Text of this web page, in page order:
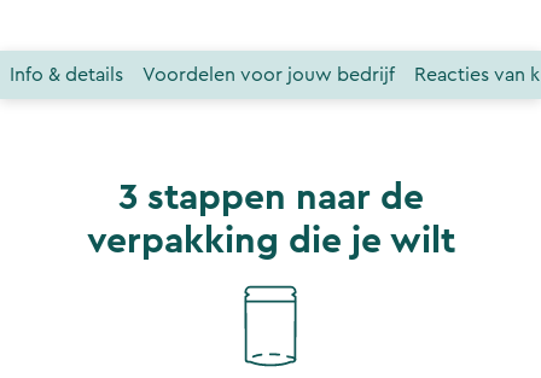
Info & details Voordelen voor jouw bedrijf Reacties van
3 stappen naar de
verpakking die je wilt